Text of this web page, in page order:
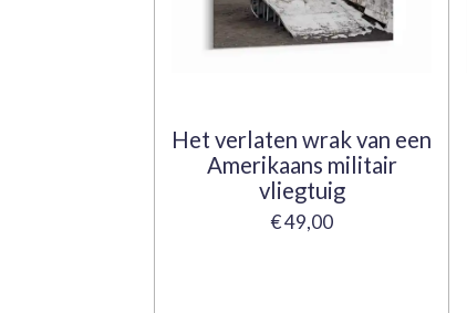
Het verlaten wrak van een
Amerikaans militair
vliegtuig
€ 49,00